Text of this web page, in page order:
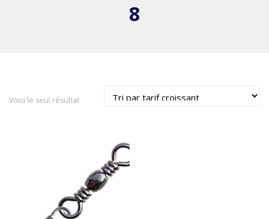
8
Voici le seul résultat